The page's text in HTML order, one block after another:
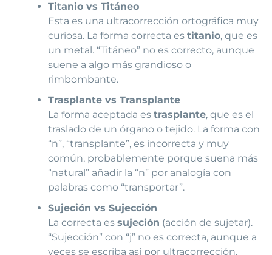
Titanio vs Titáneo
Esta es una ultracorrección ortográfica muy
curiosa. La forma correcta estitanio, que es
un metal. “Titáneo” no es correcto, aunque
suene a algo más grandioso o
rimbombante.
Trasplante vs Transplante
La forma aceptada estrasplante, que es el
traslado de un órgano o tejido. La forma con
“n”, “transplante”, es incorrecta y muy
común, probablemente porque suena más
“natural” añadir la “n” por analogía con
palabras como “transportar”.
Sujeción vs Sujección
La correcta essujeción (acción de sujetar).
“Sujección” con “j” no es correcta, aunque a
veces se escriba así por ultracorrección.